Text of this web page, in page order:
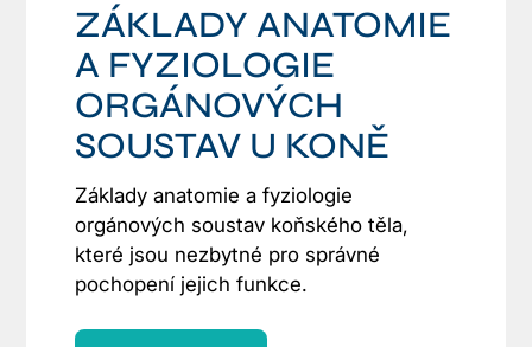
ZÁKLADY ANATOMIE
A FYZIOLOGIE
ORGÁNOVÝCH
SOUSTAV U KONĚ
Základy anatomie a fyziologie
orgánových soustav koňského těla,
které jsou nezbytné pro správné
pochopení jejich funkce.